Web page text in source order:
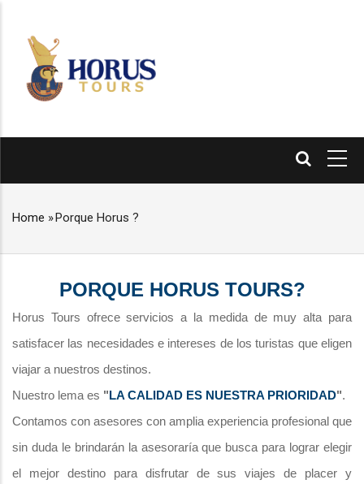
content
BREADCRUMB
Home »Porque Horus ?
PORQUE HORUS TOURS?
Horus Tours ofrece servicios a la medida de muy alta para
satisfacer las necesidades e intereses de los turistas que eligen
viajar a nuestros destinos.
Nuestro lema es " LA CALIDAD ES NUESTRA PRIORIDAD".
Contamos con asesores con amplia experiencia profesional que
sin duda le brindarán la asesoraría que busca para lograr elegir
el mejor destino para disfrutar de sus viajes de placer y